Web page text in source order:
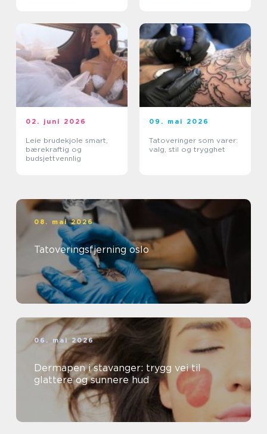
02. juni 2026
Leie brudekjole smart,
bærekraftig og
budsjettvennlig
09. mai 2026
Tatoveringer som varer:
valg, stil og trygghet
08. mai 2026
Tatoveringsfjerning oslo
06. mai 2026
Dermapen i stavanger: trygg vei til
glattere og sunnere hud